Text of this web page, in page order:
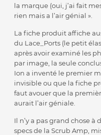
la marque (oui, j’ai fait
rien mais a l’air génial ».
La fiche produit affiche
du Lace_Ports (le petit
après avoir examiné les
par image, la seule
Ion a inventé le premier
invisible ou que la fiche
faut avouer que la
aurait l’air géniale.
Il n’y a pas grand chose
specs de la Scrub Amp,